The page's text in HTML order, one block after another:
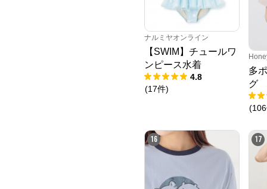
ナルミヤオンライン
【SWIM】チュールワ
ンピース水着
4.8
(17件)
多
グ
(106
16 17